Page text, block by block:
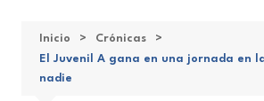
Inicio
Crónicas
El Juvenil A gana en una jornada en
nadie